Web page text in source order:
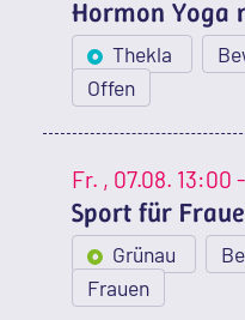
Hormon Yoga
Thekla
Offen
Fr. , 07.08. 13:00
Sport für
Grünau
Frauen